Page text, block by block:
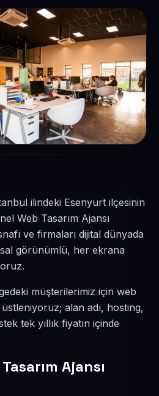
ilindeki Esenyurt ilçesinin
Web Tasarım Ajansı
ve firmaları dijital dünyada
görünümlü, her ekrana
müşterilerimiz için web
alan adı, hosting,
tek yıllık fiyatın içinde
Ajansı